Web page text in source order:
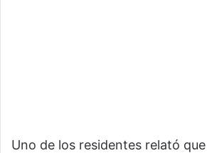
Uno de los residentes relató